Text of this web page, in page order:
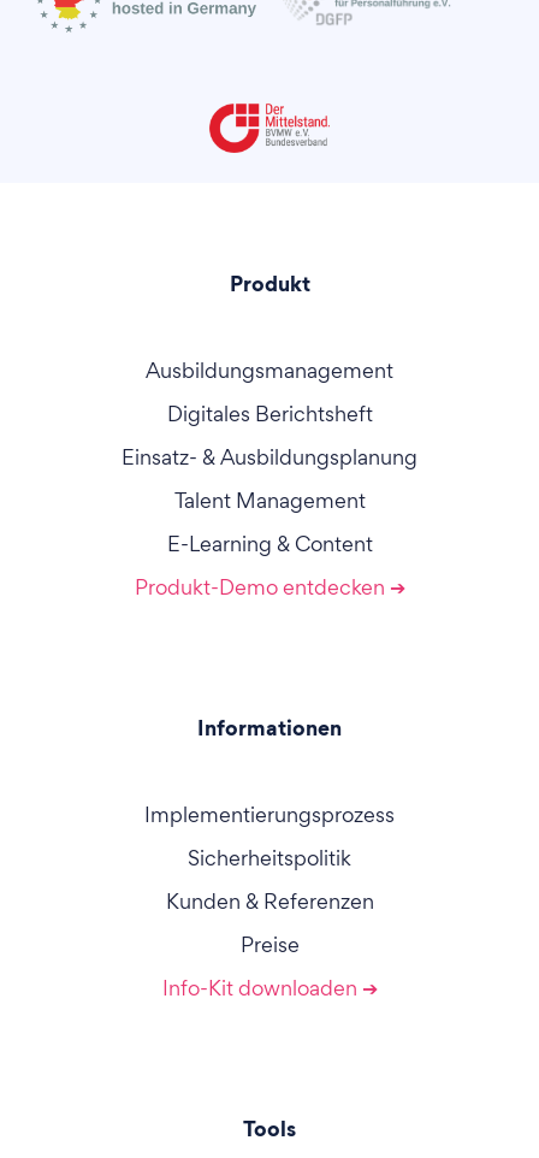
Produkt
Ausbildungsmanagement
Digitales Berichtsheft
Einsatz- & Ausbildungsplanung
Talent Management
E-Learning & Content
Produkt-Demo entdecken ➔
Informationen
Implementierungsprozess
Sicherheitspolitik
Kunden & Referenzen
Preise
Info-Kit downloaden ➔
Tools